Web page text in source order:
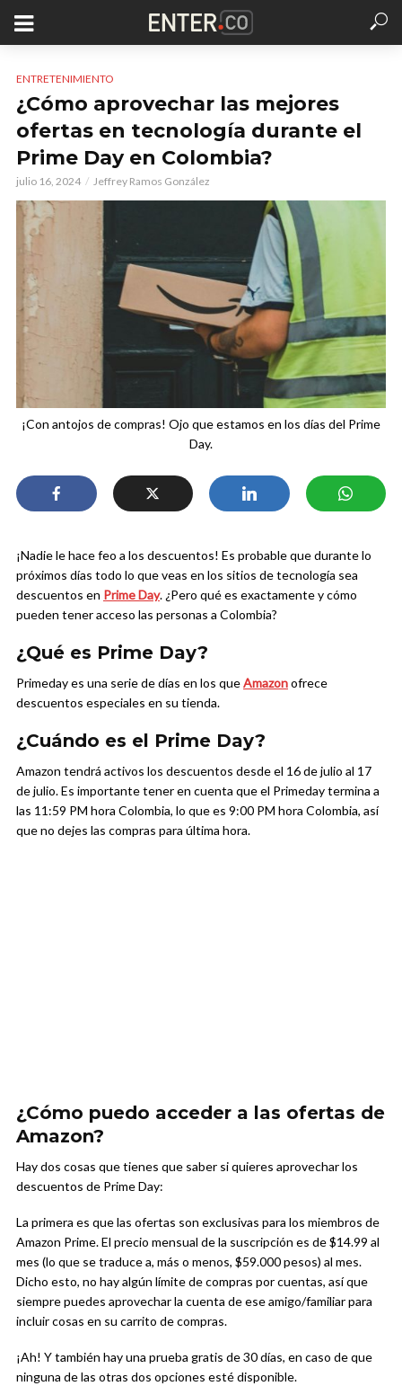
ENTRETENIMIENTO
¿Cómo aprovechar las mejores
ofertas en tecnología durante el
Prime Day en Colombia?
julio 16, 2024 Jeffrey Ramos González
¡Con antojos de compras! Ojo que estamos en los días del Prime
Day.
¡Nadie le hace feo a los descuentos! Es probable que durante lo
próximos días todo lo que veas en los sitios de tecnología sea
descuentos en Prime Day. ¿Pero qué es exactamente y cómo
pueden tener acceso las personas a Colombia?
¿Qué es Prime Day?
Primeday es una serie de días en los queAmazonofrece
descuentos especiales en su tienda.
¿Cuándo es el Prime Day?
Amazon tendrá activos los descuentos desde el 16 de julio al 17
de julio. Es importante tener en cuenta que el Primeday termina a
las 11:59 PM hora Colombia, lo que es 9:00 PM hora Colombia, así
que no dejes las compras para última hora.
¿Cómo puedo acceder a las ofertas de
Amazon?
Hay dos cosas que tienes que saber si quieres aprovechar los
descuentos de Prime Day:
La primera es que las ofertas son exclusivas para los miembros de
Amazon Prime. El precio mensual de la suscripción es de $14.99 al
mes (lo que se traduce a, más o menos, $59.000 pesos) al mes.
Dicho esto, no hay algún límite de compras por cuentas, así que
siempre puedes aprovechar la cuenta de ese amigo/familiar para
incluir cosas en su carrito de compras.
¡Ah! Y también hay una prueba gratis de 30 días, en caso de que
ninguna de las otras dos opciones esté disponible.